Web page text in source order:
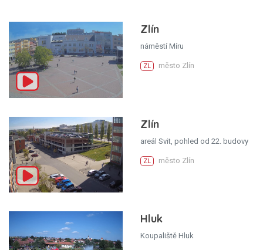
Zlín
náměstí Míru
ZL město Zlín
Zlín
areál Svit, pohled od 22. budovy
ZL město Zlín
Hluk
Koupaliště Hluk